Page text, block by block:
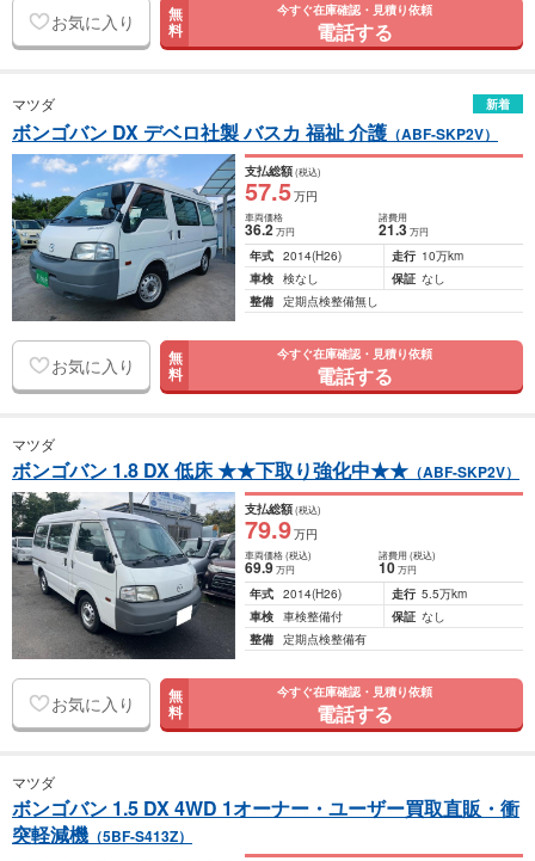
お気に入り 無
料
今すぐ在庫確認・見積り依頼
電話する
マツダ 新着
ボンゴバン DX デベロ社製 バスカ 福祉 介護 （ABF-SKP2V）
支払総額(税込)
57.5万円
車両価格
36.2万円
諸費用
21.3 万円
年式 2014(H26) 走行 10万km
車検 検なし 保証 なし
整備 定期点検整備無し
お気に入り 無
料
今すぐ在庫確認・見積り依頼
電話する
マツダ
ボンゴバン 1.8 DX 低床 ★★下取り強化中★★ （ABF-SKP2V）
支払総額(税込)
79.9万円
車両価格(税込)
69.9万円
諸費用 (税込)
10 万円
年式 2014(H26) 走行 5.5万km
車検 車検整備付 保証 なし
整備 定期点検整備有
お気に入り 無
料
今すぐ在庫確認・見積り依頼
電話する
マツダ
ボンゴバン 1.5 DX 4WD 1オーナー・ユーザー買取直販・衝
突軽減機 （5BF-S413Z）